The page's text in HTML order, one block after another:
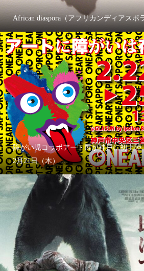
African diaspora（アフリカンディアスポ
障がい児コラボアート展が神戸に初上陸
2月21日（木）...